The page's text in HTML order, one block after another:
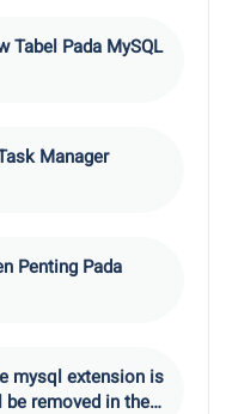
Tabel Pada MySQL
Manager
Penting Pada
mysql extension is
be removed in the